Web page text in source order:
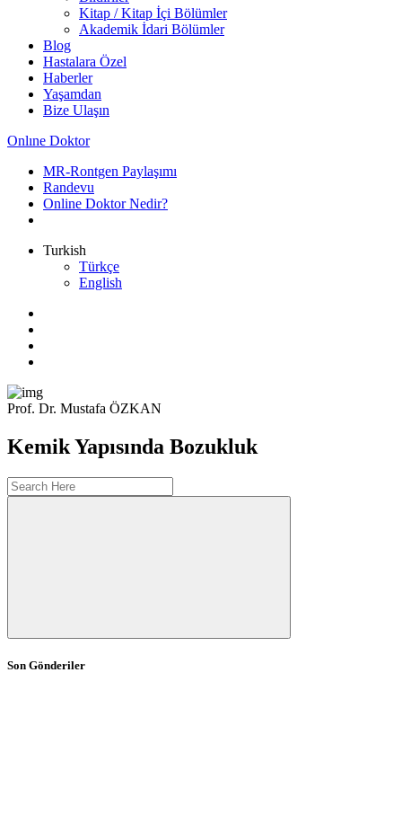
Kitap / Kitap İçi Bölümler
Akademik İdari Bölümler
Blog
Hastalara Özel
Haberler
Yaşamdan
Bize Ulaşın
Onlıne Doktor
MR-Rontgen Paylaşımı
Randevu
Online Doktor Nedir?
Turkish
Türkçe
English
Prof. Dr. Mustafa ÖZKAN
Kemik Yapısında Bozukluk
Son Gönderiler